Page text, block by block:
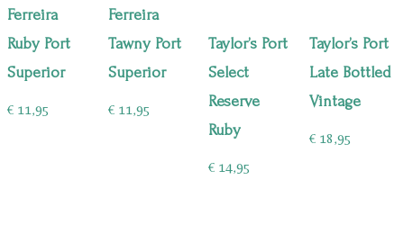
Ferreira
Ruby Port
Superior
€ 11,95
Ferreira
Tawny Port
Superior
€11,95
Taylor’s Port
Select
Reserve
Ruby
€ 14,95
Taylor’s Port
Late Bottled
Vintage
€18,95